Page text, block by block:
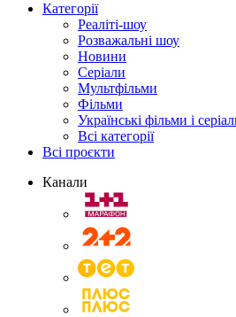
Категорії
Реаліті-шоу
Розважальні шоу
Новини
Серіали
Мультфільми
Фільми
Українські фільми і
Всі категорії
Всі проєкти
Канали